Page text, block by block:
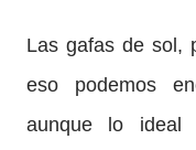
Las gafas de sol,
eso podemos
aunque lo ideal